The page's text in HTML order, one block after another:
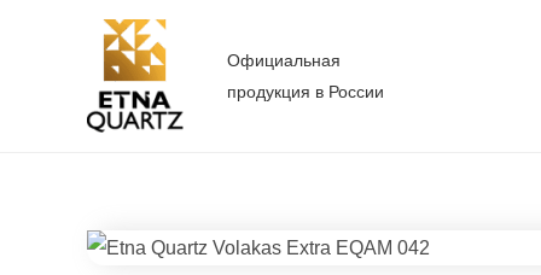
содержимому
Официальная
продукция в России